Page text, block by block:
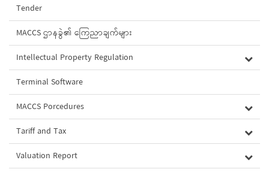
Tender
MACCS ဌာနခွဲ၏ ကြေညာချက်များ
Intellectual Property Regulation
Terminal Software
MACCS Porcedures
Tariff and Tax
Valuation Report